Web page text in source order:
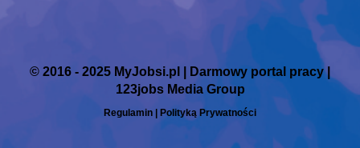
© 2016 - 2025 MyJobsi.pl | Darmowy portal pracy |
123jobs Media Group
Regulamin | Polityką Prywatności